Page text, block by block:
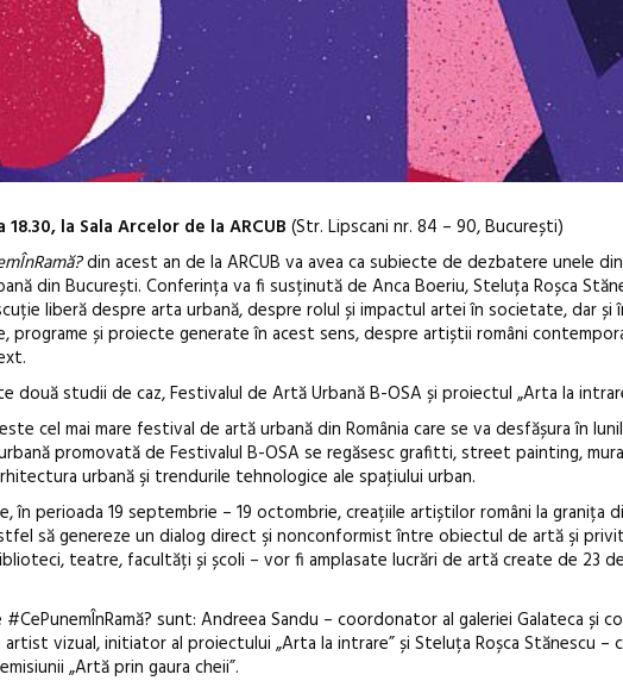
la Sala Arcelor de la ARCUB (Str. Lipscani nr. 84 – 90, București)
din acest an de la ARCUB va avea ca subiecte de dezbatere unele
din București. Conferința va fi susținută de Anca Boeriu, Steluța Roșca
liberă despre arta urbană, despre rolul și impactul artei în societate, dar și
programe și proiecte generate în acest sens, despre artiștii români
studii de caz, Festivalul de Artă Urbană B-OSA și proiectul „Arta la
este cel mai mare festival de artă urbană din România care se va desfășura în
promovată de Festivalul B-OSA se regăsesc grafitti, street painting,
urbană şi trendurile tehnologice ale spaţiului urban.
în perioada 19 septembrie – 19 octombrie, creațiile artiștilor români la granița
să genereze un dialog direct şi nonconformist între obiectul de artă şi
teatre, facultăți și școli – vor fi amplasate lucrări de artă create de 23
sunt: Andreea Sandu – coordonator al galeriei Galateca și
vizual, initiator al proiectului „Arta la intrare” și Steluța Roșca Stănescu –
„Artă prin gaura cheii”.
Anuala de artă
Artown NOW #5:
Gramatica